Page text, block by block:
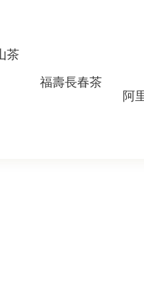
茶
福壽長春茶
阿